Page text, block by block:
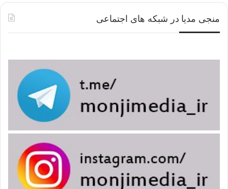
منجی مدیا در شبکه های اجتماعی